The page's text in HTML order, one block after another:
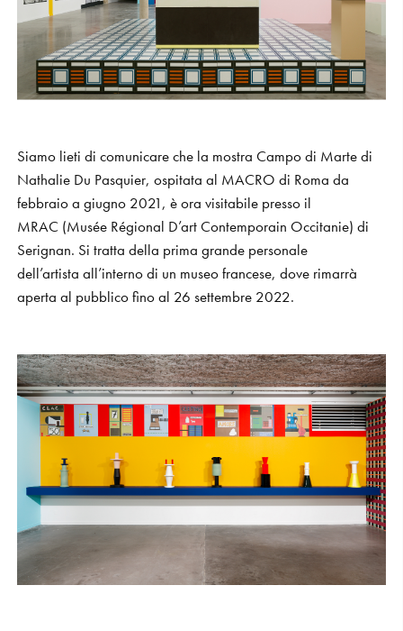
SHOP
Get In Touch
Login
Siamo lieti di comunicare che la mostra Campo di Marte di
Nathalie Du Pasquier, ospitata al MACRO di Roma da
febbraio a giugno 2021, è ora visitabile presso il
MRAC (Musée Régional D’art Contemporain Occitanie) di
Serignan. Si tratta della prima grande personale
dell’artista all’interno di un museo francese, dove rimarrà
aperta al pubblico fino al 26 settembre 2022.